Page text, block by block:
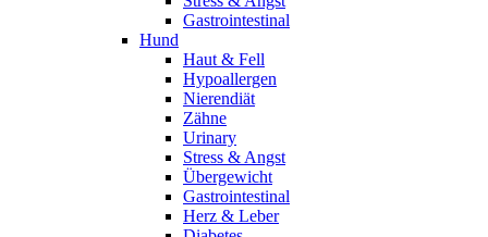
Gastrointestinal
Hund
Haut & Fell
Hypoallergen
Nierendiät
Zähne
Urinary
Stress & Angst
Übergewicht
Gastrointestinal
Herz & Leber